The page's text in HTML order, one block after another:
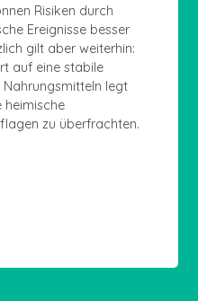
Risiken durch
Ereignisse besser
gilt aber weiterhin:
auf eine stabile
legt
heimische
zu überfrachten.